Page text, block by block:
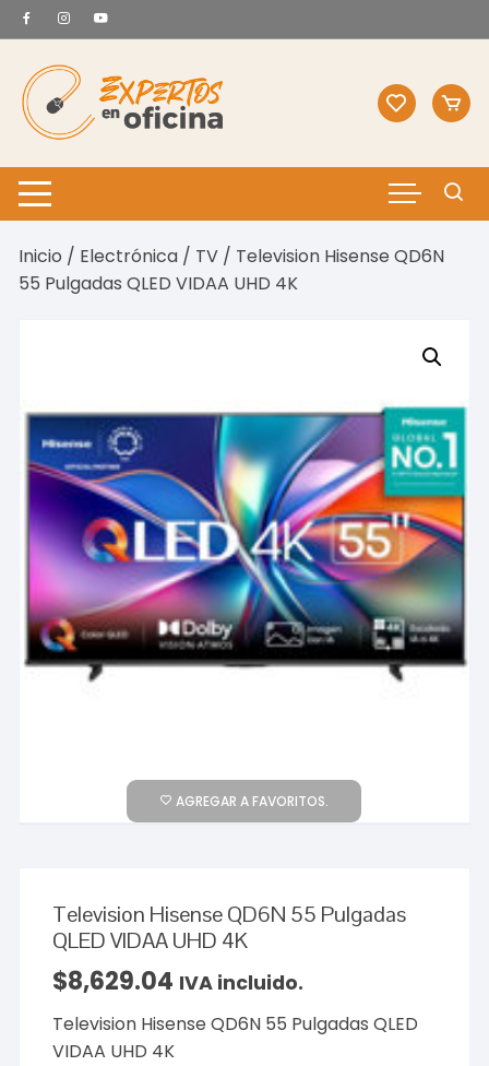
Saltar
al
contenido
Inicio / Electrónica / TV / Television Hisense QD6N
55 Pulgadas QLED VIDAA UHD 4K
AGREGAR A FAVORITOS.
Television Hisense QD6N 55 Pulgadas
QLED VIDAA UHD 4K
$8,629.04 IVA incluido.
Television Hisense QD6N 55 Pulgadas QLED
VIDAA UHD 4K